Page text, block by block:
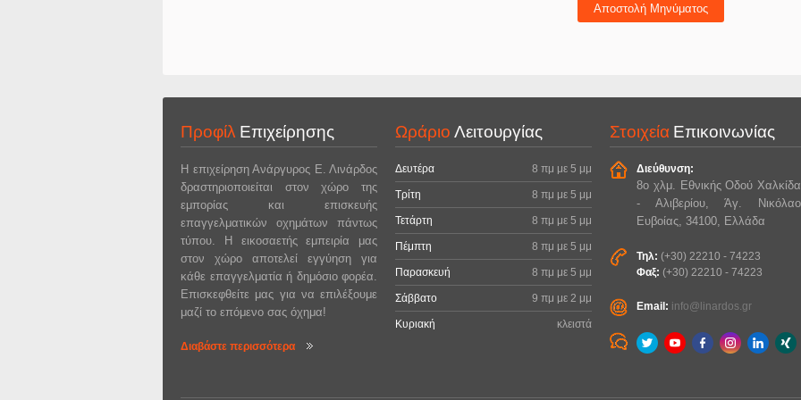
Αποστολή Μηνύματος
Προφίλ Επιχείρησης
Η επιχείρηση Ανάργυρος Ε. Λινάρδος
δραστηριοποιείται στον χώρο της
εμπορίας και επισκευής
επαγγελματικών οχημάτων πάντως
τύπου. Η εικοσαετής εμπειρία μας
στον χώρο αποτελεί εγγύηση για
κάθε επαγγελματία ή δημόσιο φορέα.
Επισκεφθείτε μας για να επιλέξουμε
μαζί το επόμενο σας όχημα!
Διαβάστε περισσότερα
Ωράριο Λειτουργίας
Δευτέρα 8 πμ με 5 μμ
Τρίτη 8 πμ με 5 μμ
Τετάρτη 8 πμ με 5 μμ
Πέμπτη 8 πμ με 5 μμ
Παρασκευή 8 πμ με 5 μμ
Σάββατο 9 πμ με 2 μμ
Κυριακή κλειστά
ΣτοιχείαΕπικοινωνίας
Διεύθυνση:
8ο χλμ. Εθνικής Οδού
- Αλιβερίου, Άγ.
Ευβοίας, 34100, Ελλάδα
Τηλ: (+30) 22210 - 74223
Φαξ: (+30) 22210 - 74223
Email: info@linardos.gr